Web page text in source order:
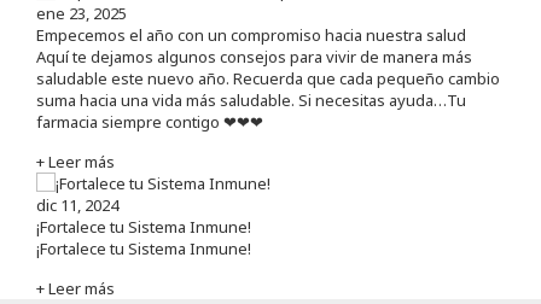
ene 23, 2025
Empecemos el año con un compromiso hacia nuestra salud
Aquí te dejamos algunos consejos para vivir de manera más
saludable este nuevo año. Recuerda que cada pequeño cambio
suma hacia una vida más saludable. Si necesitas ayuda…Tu
farmacia siempre contigo ❤❤❤
+ Leer más
dic 11, 2024
¡Fortalece tu Sistema Inmune!
¡Fortalece tu Sistema Inmune!
+ Leer más